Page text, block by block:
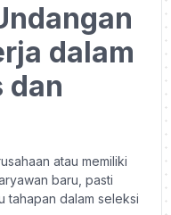
dalam
dan
atau memiliki
baru, pasti
tahapan dalam seleksi